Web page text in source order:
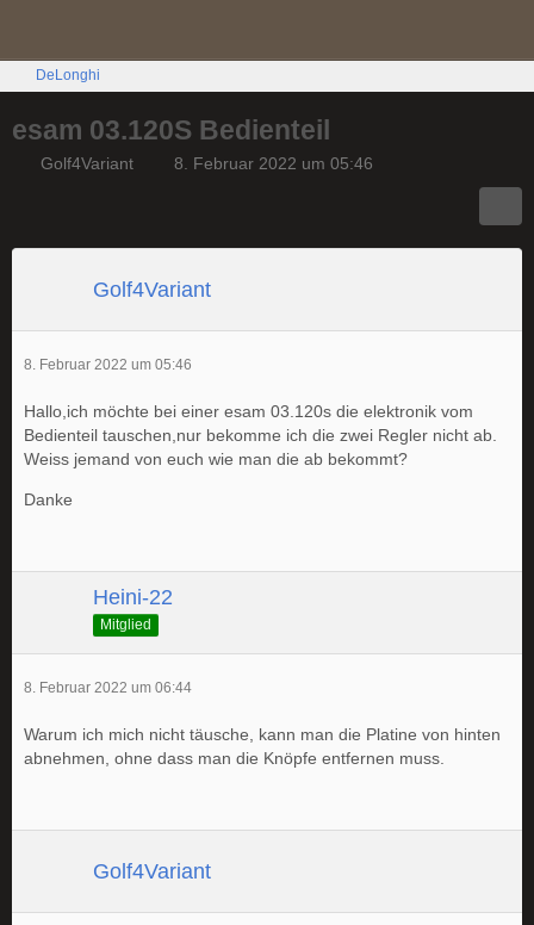
DeLonghi
esam 03.120S Bedienteil
Golf4Variant 8. Februar 2022 um 05:46
Golf4Variant
8. Februar 2022 um 05:46
Hallo,ich möchte bei einer esam 03.120s die elektronik vom
Bedienteil tauschen,nur bekomme ich die zwei Regler nicht ab.
Weiss jemand von euch wie man die ab bekommt?
Danke
Heini-22
Mitglied
8. Februar 2022 um 06:44
Warum ich mich nicht täusche, kann man die Platine von hinten
abnehmen, ohne dass man die Knöpfe entfernen muss.
Golf4Variant